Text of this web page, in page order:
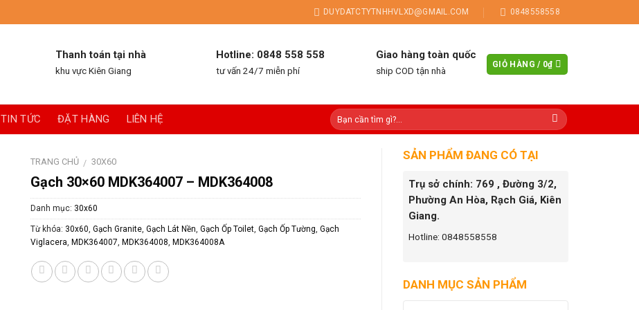
DUYDATCTYTNHHVLXD@GMAIL.COM 0848558558
Thanh toán tại nhà
khu vực Kiên Giang
Hotline: 0848 558 558
tư vấn 24/7 miễn phí
Giao hàng toàn quốc
ship COD tận nhà
GIỎ HÀNG / 0₫
TIN TỨC ĐẶT HÀNG LIÊN HỆ
TRANG CHỦ / 30X60
Gạch 30×60 MDK364007 – MDK364008
Danh mục: 30x60
Từ khóa: 30x60, Gạch Granite, Gạch Lát Nền, Gạch Ốp Toilet, Gạch Ốp Tường, Gạch
Viglacera, MDK364007, MDK364008, MDK364008A
SẢN PHẨM ĐANG CÓ TẠI
Trụ sở chính: 769 , Đường 3/2,
Phường An Hòa, Rạch Giá, Kiên
Giang.
Hotline: 0848558558
DANH MỤC SẢN PHẨM